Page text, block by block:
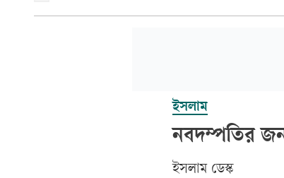
ইসলাম
নবদম্পতির
ইসলাম ডেস্ক